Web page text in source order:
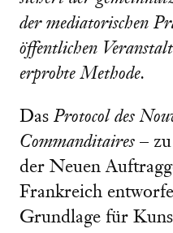
der mediatorischen
öffentlichen
erprobte Methode.
Das Protocol des
Commanditaires –
der Neuen
Frankreich
Grundlage für